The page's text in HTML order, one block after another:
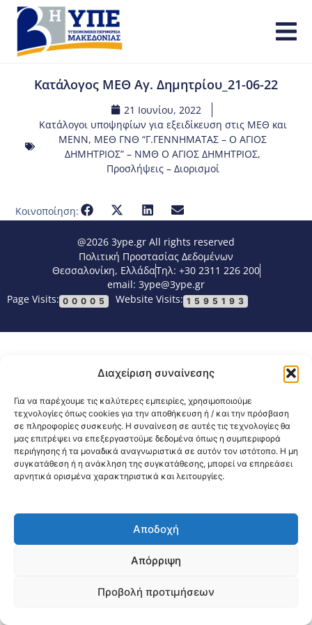
Διαχείριση συναίνεσης
Για να παρέχουμε τις καλύτερες εμπειρίες, χρησιμοποιούμε
τεχνολογίες όπως cookies για την αποθήκευση ή / και την πρόσβαση
σε πληροφορίες συσκευής. Η συναίνεση σε αυτές τις τεχνολογίες θα
μας επιτρέψει να επεξεργαστούμε δεδομένα όπως η συμπεριφορά
περιήγησης ή τα μοναδικά αναγνωριστικά σε αυτόν τον ιστότοπο. Η μη
συγκατάθεση ή η ανάκληση της συγκατάθεσης, μπορεί να επηρεάσει
αρνητικά ορισμένα χαρακτηριστικά και λειτουργίες.
Αποδοχή
Απόρριψη
Προβολή προτιμήσεων
Κατάλογος ΜΕΘ Αγ. Δημητρίου_21-06-22
21 Ιουνίου, 2022
Κατάλογοι υποψηφίων για εξειδίκευση στις ΜΕΘ και
ΜΕΝΝ, ΜΕΘ ΓΝΘ “Γ.ΓΕΝΝΗΜΑΤΑΣ – Ο ΑΓΙΟΣ
ΔΗΜΗΤΡΙΟΣ” – ΝΜΘ Ο ΑΓΙΟΣ ΔΗΜΗΤΡΙΟΣ,
Προσλήψεις – Διορισμοί
Κοινοποίηση:
@2026 3ype.gr All rights reserved
Πολιτική Προστασίας Δεδομένων
Θεσσαλονίκη, ΕλλάδαΤηλ: +30 2311 226 200
email: 3ype@3ype.gr
Page Visits: 00005 Website Visits: 1595193